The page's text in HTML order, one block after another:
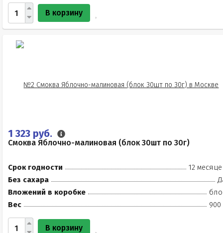
В корзину
1 323 руб.
Смоква Яблочно-малиновая (блок 30шт по 30г)
Срок годности
12
Без сахара
Вложений в коробке
Вес
900
В корзину